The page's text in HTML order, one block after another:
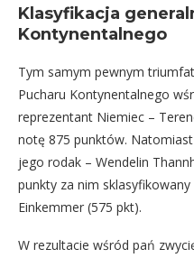
Klasyfikacja
Kontynentalnego
Tym samym pewnym
Pucharu Kontynentalnego
reprezentant Niemiec –
notę 875 punktów.
jego rodak – Wendelin
punkty za nim
Einkemmer (575 pkt).
W rezultacie wśród pań